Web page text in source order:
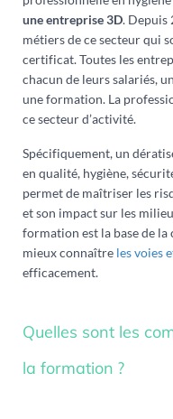
une entreprise 3D. Depuis
métiers de ce secteur qui
certificat. Toutes les
chacun de leurs salariés,
une formation. La
ce secteur d’activité.
Spécifiquement, un
en qualité, hygiène,
permet de maîtriser les
et son impact sur les
formation est la base de la
mieux connaître les voies
efficacement.
Quelles sont les
la formation ?